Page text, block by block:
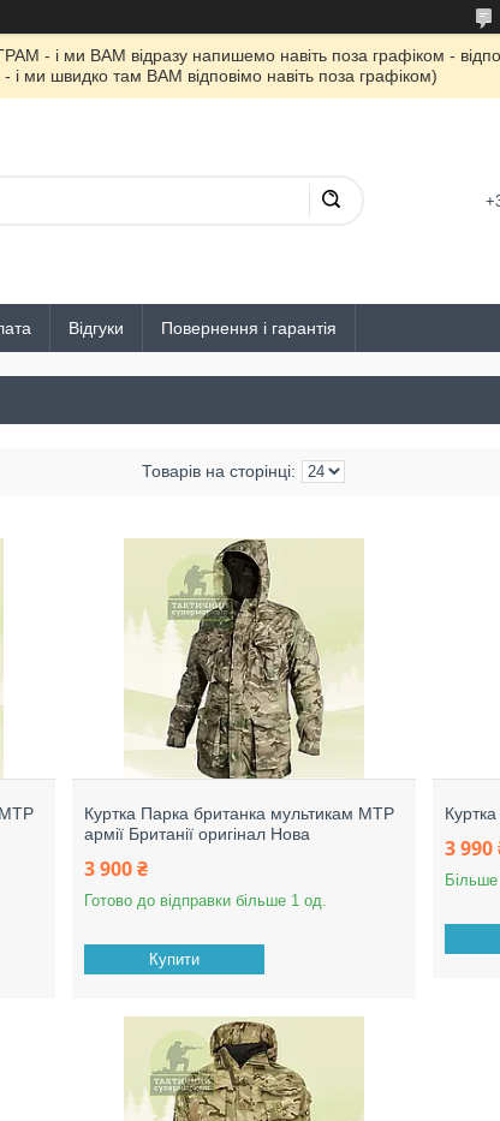
і ми ВАМ відразу напишемо навіть поза графіком -
ми швидко там ВАМ відповімо навіть поза графіком)
Відгуки Повернення і гарантія
МТР
Куртка Парка британка мультикам МТР
армії Британії оригінал Нова
3 900 ₴
Готово до відправки більше 1 од.
Купити
3 990